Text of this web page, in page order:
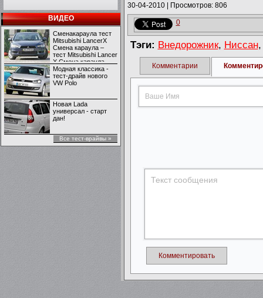
ВИДЕО
Сменакараула тест
Mitsubishi LancerX
Смена караула –
тест Mitsubishi Lancer
X Смена караула –
тест Mitsubishi Lancer
X
Модная классика -
тест-драйв нового
VW Polo
Новая Lada
универсал - старт
дан!
Все тест-врайвы »
30-04-2010| Просмотров: 806
0
Тэги: Внедорожник, Ниссан
Комментарии
Комментировать